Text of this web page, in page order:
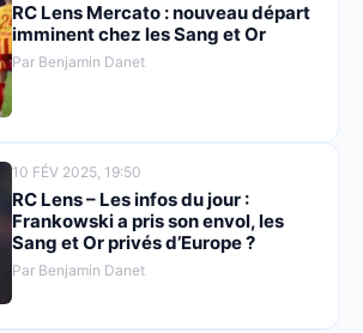
RC Lens Mercato : nouveau départ
imminent chez les Sang et Or
Par Benjamin Danet
10 FÉV 2025, 19:50
RC Lens – Les infos du jour :
Frankowski a pris son envol, les
Sang et Or privés d’Europe ?
Par Benjamin Danet